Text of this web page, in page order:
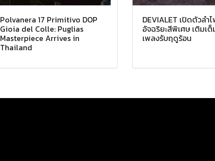
Polvanera 17 Primitivo DOP
Gioia del Colle: Puglias
Masterpiece Arrives in
Thailand
DEVIALET เปิดตัวลำ
อัจฉริยะสีพิเศษ เติมเ
เพลงรับฤดูร้อน